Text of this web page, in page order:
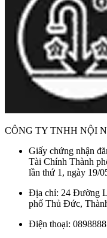
CÔNG TY TNHH NỘI
Giấy chứng nhận
Tài Chính Thành
lần thứ 1, ngày 19/
Địa chỉ: 24 Đường
phố Thủ Đức,
Điện thoại: